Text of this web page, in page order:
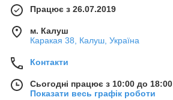
Працює з 26.07.2019
м. Калуш
Каракая 38, Калуш, Україна
Контакти
Сьогодні працює з 10:00 до 18:00
Показати весь графік роботи